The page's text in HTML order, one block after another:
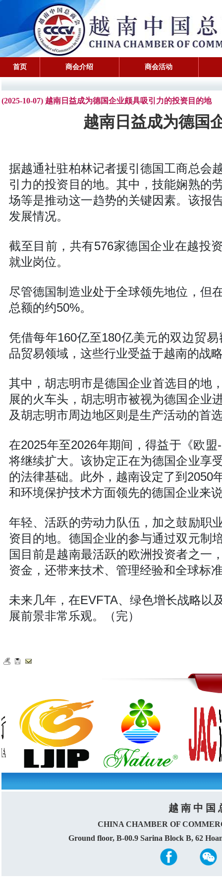
首页 商会介绍 商会活动
(2025-10-07) 越南日益成为德国企业颇具吸引力的投资目的地
越南日益成为德国
据越通社驻柏林记者援引德国工商总会
引力的投资目的地。其中，技能娴熟的
场等是推动这一趋势的关键因素。该报
发展情况。
截至目前，共有576家德国企业在越投
就业岗位。
尽管德国制造业处于全球领先地位，但
总额的约50%。
凭借每年160亿至180亿美元的双边贸
品贸易领域，这些行业受益于越南的战
其中，胡志明市是德国企业首选目的地
展的火车头，胡志明市被视为德国企业
及胡志明市周边地区则是生产活动的首
在2025年至2026年期间，得益于《欧
将继续扩大。该协定正在为德国企业享
的法律基础。此外，越南设定了到2050
和环境保护技术方面领先的德国企业来
年轻、活跃的劳动力队伍，加之鼓励职
资目的地。德国企业的参与通过双元制
国目前是越南最活跃的欧洲投资者之一
资金，还带来技术、管理经验和全球标
未来几年，在EVFTA、绿色增长战略以
展前景非常乐观。（完）
越 南 中 国
CHINA CHAMBER OF
Ground floor, B-00.9 Sarina Block B, 62